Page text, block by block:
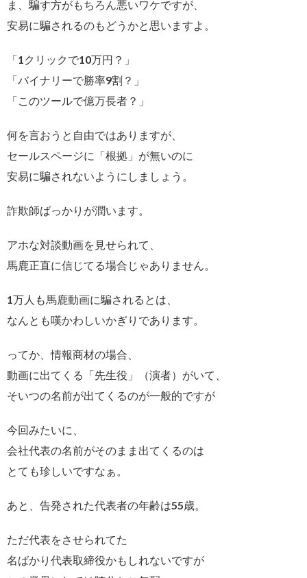
ま、騙す方がもちろん悪いワケですが、
安易に騙されるのもどうかと思いますよ。
「1クリックで10万円？」
「バイナリーで勝率9割？」
「このツールで億万長者？」
何を言おうと自由ではありますが、
セールスページに「根拠」が無いのに
安易に騙されないようにしましょう。
詐欺師ばっかりが潤います。
アホな対談動画を見せられて、
馬鹿正直に信じてる場合じゃありません。
1万人も馬鹿動画に騙されるとは、
なんとも嘆かわしいかぎりであります。
ってか、情報商材の場合、
動画に出てくる「先生役」（演者）がいて、
そいつの名前が出てくるのが一般的ですが
今回みたいに、
会社代表の名前がそのまま出てくるのは
とても珍しいですなぁ。
あと、告発された代表者の年齢は55歳。
ただ代表をさせられてた
名ばかり代表取締役かもしれないですが